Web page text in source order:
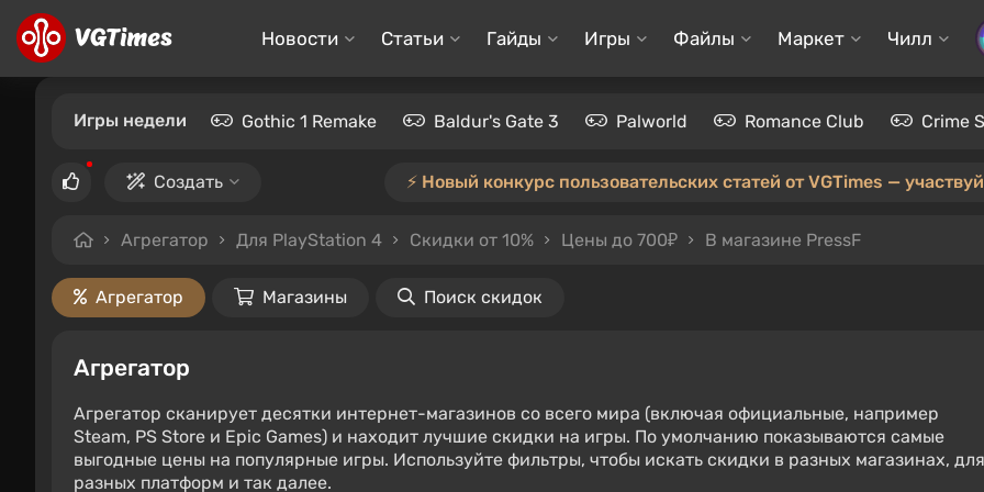
Новости Статьи Гайды Игры Файлы Маркет Чилл
Игры недели Gothic 1 Remake Baldur's Gate 3 Palworld Romance Club Crime
Создать ⚡️ Новый конкурс пользовательских статей от VGTimes —
Агрегатор Для PlayStation 4 Скидки от 10% Цены до 700₽ В магазине PressF
Агрегатор Магазины Поиск скидок
Агрегатор
Агрегатор сканирует десятки интернет-магазинов со всего мира (включая официальные, например
Steam, PS Store и Epic Games) и находит лучшие скидки на игры. По умолчанию показываются самые
выгодные цены на популярные игры. Используйте фильтры, чтобы искать скидки в разных магазинах, для
разных платформ и так далее.